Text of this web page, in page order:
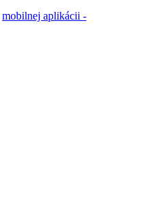
mobilnej aplikácii -